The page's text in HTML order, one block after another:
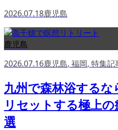
2026.07.18鹿児島
鹿児島
2026.07.16鹿児島, 福岡, 特集記
九州で森林浴する
リセットする極上
選